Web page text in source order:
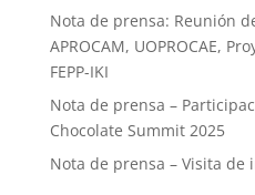
Nota de prensa: Reunión
APROCAM, UOPROCAE,
FEPP-IKI
Nota de prensa –
Chocolate Summit 2025
Nota de prensa – Visita de